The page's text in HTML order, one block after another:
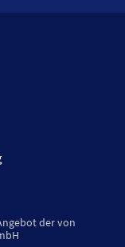
der von